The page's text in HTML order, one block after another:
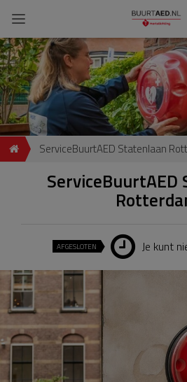
ServiceBuurtAED Statenlaan
ServiceBuurtAED
AFGESLOTEN Je kunt